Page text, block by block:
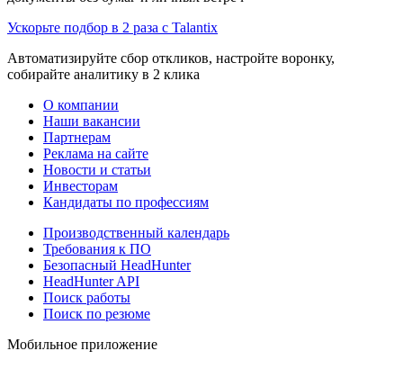
Ускорьте подбор в 2 раза с Talantix
Автоматизируйте сбор откликов, настройте воронку,
собирайте аналитику в 2 клика
О компании
Наши вакансии
Партнерам
Реклама на сайте
Новости и статьи
Инвесторам
Кандидаты по профессиям
Производственный календарь
Требования к ПО
Безопасный HeadHunter
HeadHunter API
Поиск работы
Поиск по резюме
Мобильное приложение